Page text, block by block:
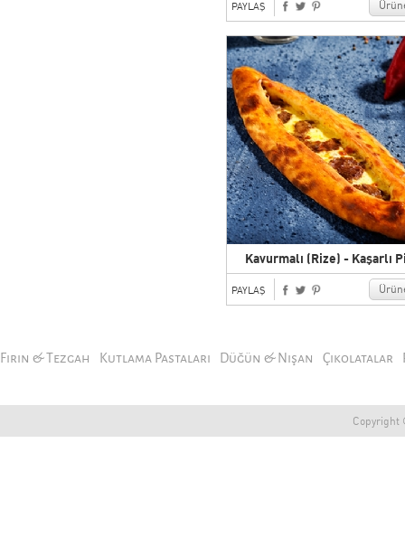
PAYLAŞ
Kavurmalı (Rize) - Kaşarlı
PAYLAŞ
Fırın & Tezgah Kutlama Pastaları Düğün & Nişan Çikolatalar
Copyright